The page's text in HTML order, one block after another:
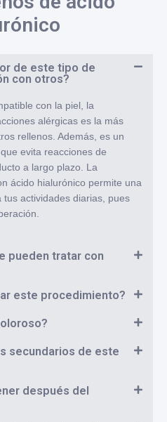
de este tipo de
con otros?
con la piel, la
alérgicas es la más
rellenos. Además, es un
evita reacciones de
a largo plazo. La
ácido hialurónico permite una
actividades diarias, pues
pueden tratar con
este procedimiento?
secundarios de este
después del